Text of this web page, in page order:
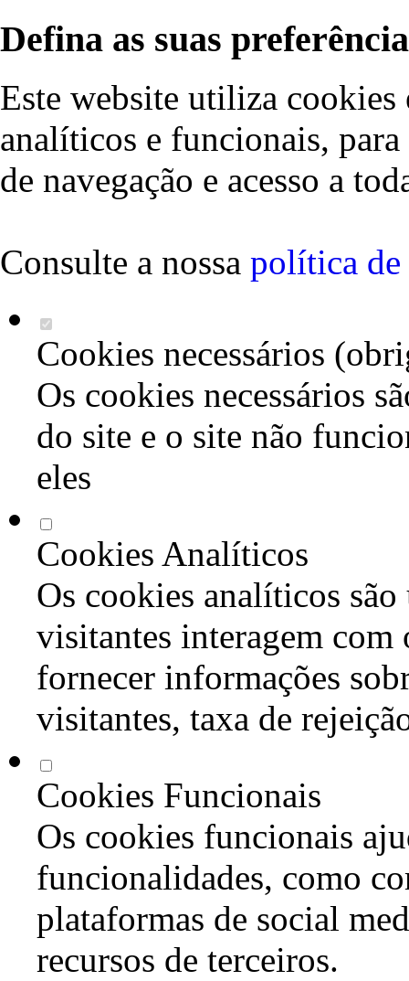
Defina as suas
Este website utiliza cookies
analíticos e funcionais,
de navegação e acesso a
Consulte a nossa política de
Cookies necessários
Os cookies necessários
do site e o site não
eles
Cookies Analíticos
Os cookies analíticos são
visitantes interagem com
fornecer informações
visitantes, taxa de
Cookies Funcionais
Os cookies funcionais
funcionalidades, como
plataformas de social
recursos de terceiros.